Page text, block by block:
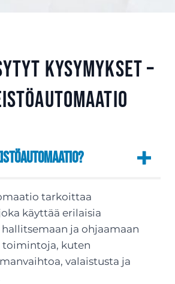
kysymykset –
tarkoittaa
käyttää erilaisia
ja ohjaamaan
kuten
valaistusta ja